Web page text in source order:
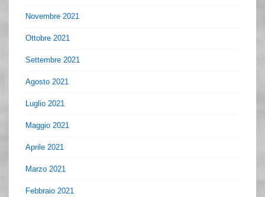
Novembre 2021
Ottobre 2021
Settembre 2021
Agosto 2021
Luglio 2021
Maggio 2021
Aprile 2021
Marzo 2021
Febbraio 2021